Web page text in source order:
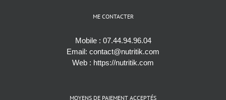
ME CONTACTER
Mobile : 07.44.94.96.04
Email: contact@nutritik.com
Web : https://nutritik.com
MOYENS DE PAIEMENT ACCEPTÉS